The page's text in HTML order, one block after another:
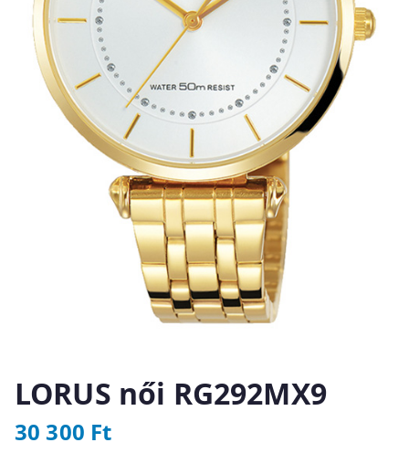
LORUS női RG292MX9
30 300 Ft